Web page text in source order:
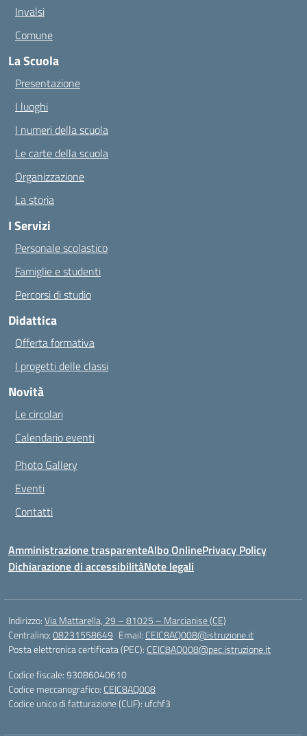
Invalsi
Comune
La Scuola
Presentazione
I luoghi
I numeri della scuola
Le carte della scuola
Organizzazione
La storia
I Servizi
Personale scolastico
Famiglie e studenti
Percorsi di studio
Didattica
Offerta formativa
I progetti delle classi
Novità
Le circolari
Calendario eventi
Photo Gallery
Eventi
Contatti
Amministrazione trasparenteAlbo OnlinePrivacy Policy
Dichiarazione di accessibilitàNote legali
Indirizzo:Via Mattarella, 29 – 81025 – Marcianise (CE)
Centralino:08231558649 Email: CEIC8AQ008@istruzione.it
Posta elettronica certificata (PEC): CEIC8AQ008@pec.istruzione.it
Codice fiscale: 93086040610
Codice meccanografico: CEIC8AQ008
Codice unico di fatturazione (CUF): ufchf3